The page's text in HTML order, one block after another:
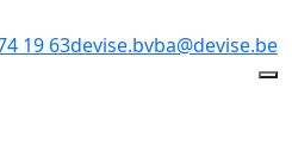
19 63devise.bvba@devise.be